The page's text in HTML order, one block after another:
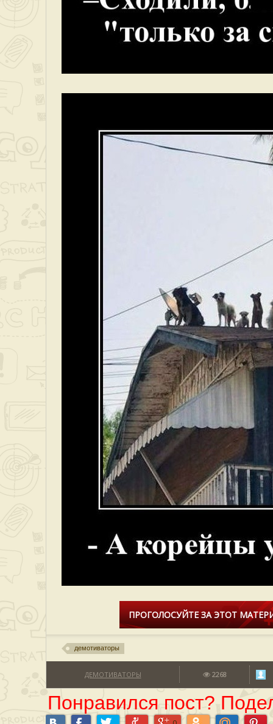
ПРОГОЛОСУЙТЕ ЗА ЭТОТ
демотиваторы
ДЕМОТИВАТОРЫ 2268
Понравился пост?